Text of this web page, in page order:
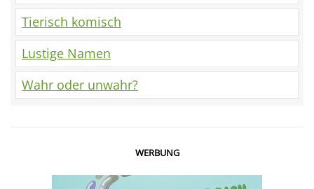
Tierisch komisch
Lustige Namen
Wahr oder unwahr?
WERBUNG